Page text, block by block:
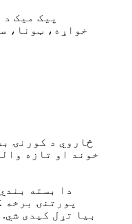
پیک میک
خواړه، ټونا،
څاروي د کورنۍ
خوند او تازه
دا بسته
پورتنۍ برخه
بیا تړل کیدی